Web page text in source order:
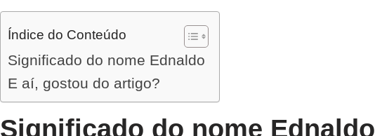
Índice do Conteúdo
Significado do nome Ednaldo
E aí, gostou do artigo?
Significado do nome Ednaldo